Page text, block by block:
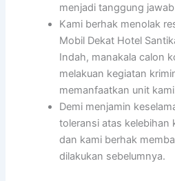
menjadi tanggung
Kami berhak menolak
Mobil Dekat Hotel
Indah, manakala calon
melakuan kegiatan
memanfaatkan unit
Demi menjamin
toleransi atas kelebihan
dan kami berhak
dilakukan sebelumnya.